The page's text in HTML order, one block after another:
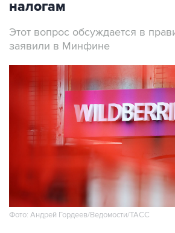
Этот вопрос обсуждается в
Фото: Андрей Гордеев/Ведомости/ТАСС
Москва. 6 августа.